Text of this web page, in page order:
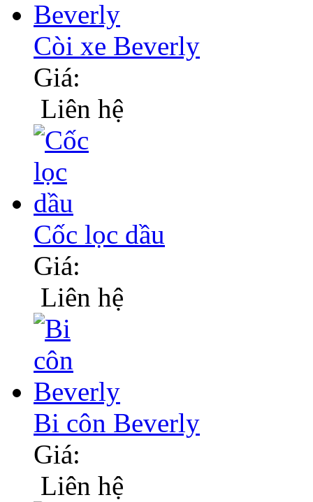
Còi xe Beverly
Giá:
Liên hệ
Cốc lọc dầu
Giá:
Liên hệ
Bi côn Beverly
Giá:
Liên hệ